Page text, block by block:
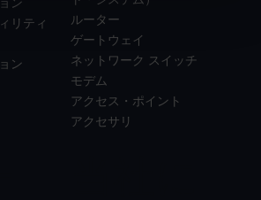
リティ
ン
ルーター
ゲートウェイ
ネットワーク スイッチ
モデム
アクセス・ポイント
アクセサリ